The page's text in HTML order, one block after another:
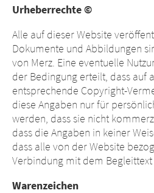
Urheberrechte ©
Alle auf dieser Website
Dokumente und Abbildungen
von Merz. Eine eventuelle
der Bedingung erteilt, dass auf
entsprechende Copyright-
diese Angaben nur für
werden, dass sie nicht
dass die Angaben in keiner
dass alle von der Website
Verbindung mit dem
Warenzeichen